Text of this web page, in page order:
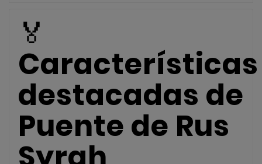
🏅
Características
destacadas de
Puente de Rus